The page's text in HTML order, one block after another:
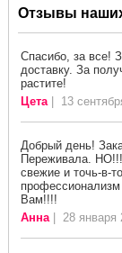
Отзывы
Спасибо, за все!
доставку. За
растите!
Цета| 13
Добрый день!
Переживала.
свежие и точь-в-
профессионализм
Вам!!!!
Анна| 28 января